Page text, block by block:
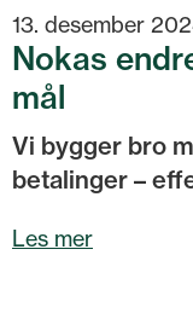
13. desember
Nokas
mål
Vi bygger bro
betalinger –
Les mer